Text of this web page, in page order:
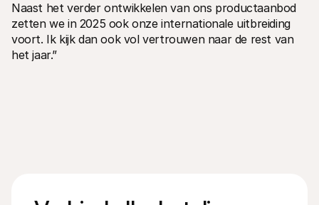
Naast het verder ontwikkelen van ons productaanbod
zetten we in 2025 ook onze internationale uitbreiding
voort. Ik kijk dan ook vol vertrouwen naar de rest van
het jaar.”